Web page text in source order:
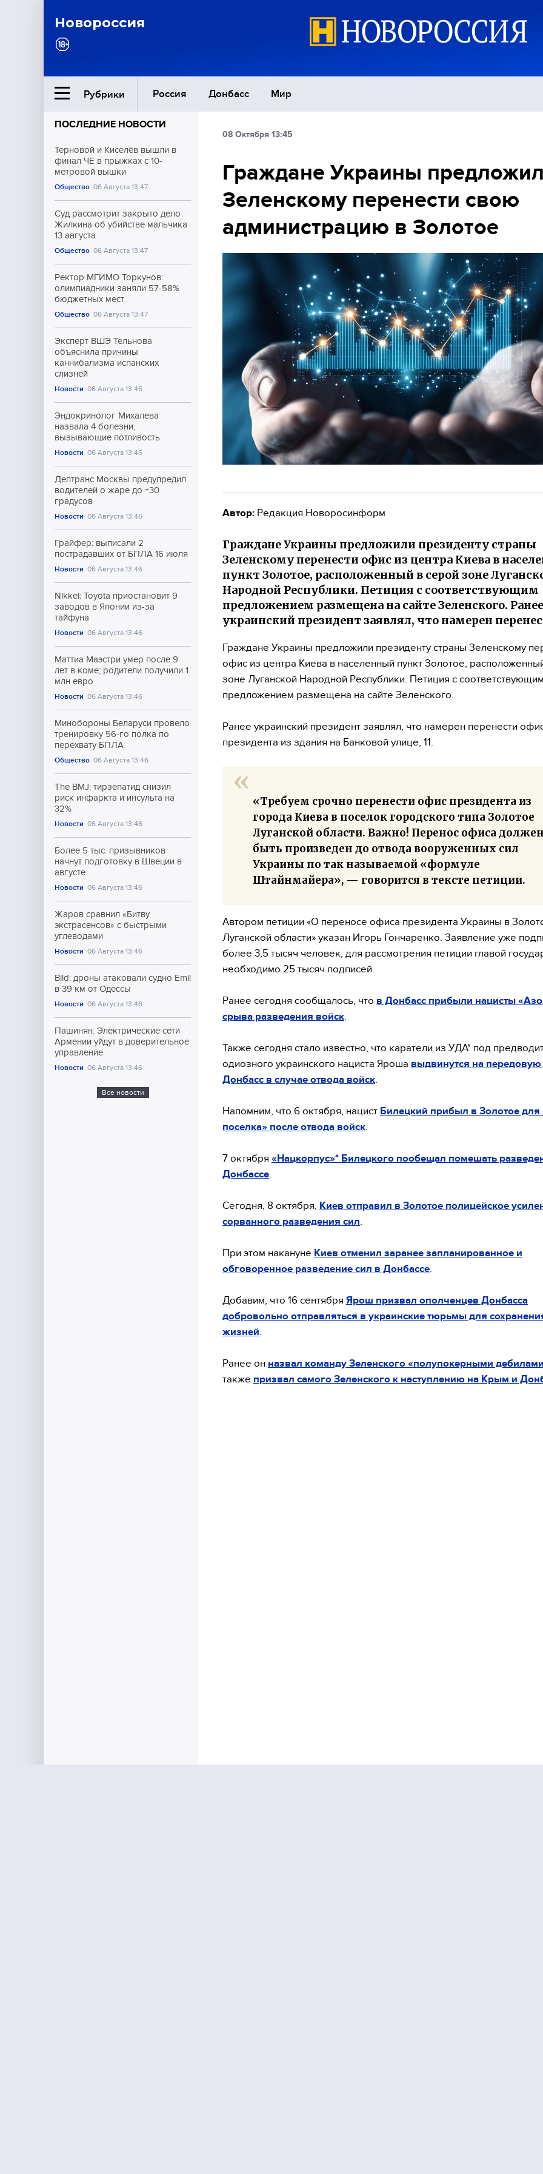
Новороссия
Рубрики Россия Донбасс Мир
Ближний Восток
Общество
Экономика
Культура
Спорт
ПОСЛЕДНИЕ НОВОСТИ
Терновой и Киселёв вышли в
финал ЧЕ в прыжках с 10-
метровой вышки
Общество 06 Августа 13:47
Суд рассмотрит закрыто дело
Жилкина об убийстве мальчика
13 августа
Общество 06 Августа 13:47
Ректор МГИМО Торкунов:
олимпиадники заняли 57-58%
бюджетных мест
Общество 06 Августа 13:47
Эксперт ВШЭ Тельнова
объяснила причины
каннибализма испанских
слизней
Новости 06 Августа 13:46
Эндокринолог Михалева
назвала 4 болезни,
вызывающие потливость
Новости 06 Августа 13:46
Дептранс Москвы предупредил
водителей о жаре до +30
градусов
Новости 06 Августа 13:46
Грайфер: выписали 2
пострадавших от БПЛА 16 июля
Новости 06 Августа 13:46
Nikkei: Toyota приостановит 9
заводов в Японии из-за
тайфуна
Новости 06 Августа 13:46
Маттиа Маэстри умер после 9
лет в коме; родители получили 1
млн евро
Новости 06 Августа 13:46
Минобороны Беларуси провело
тренировку 56-го полка по
перехвату БПЛА
Общество 06 Августа 13:46
The BMJ: тирзепатид снизил
риск инфаркта и инсульта на
32%
Новости 06 Августа 13:46
Более 5 тыс. призывников
начнут подготовку в Швеции в
августе
Новости 06 Августа 13:46
Жаров сравнил «Битву
экстрасенсов» с быстрыми
углеводами
Новости 06 Августа 13:46
Bild: дроны атаковали судно Emil
в 39 км от Одессы
Новости 06 Августа 13:46
Пашинян: Электрические сети
Армении уйдут в доверительное
управление
Новости 06 Августа 13:46
Все новости
08 Октября 13:45
Граждане Украины
Зеленскому перенести свою
администрацию в Золотое
Автор: Редакция Новоросинформ
Граждане Украины предложили президенту страны
Зеленскому перенести офис из центра Киева в
пункт Золотое, расположенный в серой зоне
Народной Республики. Петиция с соответствующим
предложением размещена на сайте Зеленского. Ранее
украинский президент заявлял, что намерен
Граждане Украины предложили президенту страны Зеленскому
офис из центра Киева в населенный пункт Золотое,
зоне Луганской Народной Республики. Петиция с соответствующим
предложением размещена на сайте Зеленского.
Ранее украинский президент заявлял, что намерен перенести
президента из здания на Банковой улице, 11.
«Требуем срочно перенести офис президента из
города Киева в поселок городского типа Золотое
Луганской области. Важно! Перенос офиса должен
быть произведен до отвода вооруженных сил
Украины по так называемой «формуле
Штайнмайера», — говорится в тексте петиции.
Автором петиции «О переносе офиса президента Украины в
Луганской области» указан Игорь Гончаренко. Заявление уже
более 3,5 тысяч человек, для рассмотрения петиции главой
необходимо 25 тысяч подписей.
Ранее сегодня сообщалось, что в Донбасс прибыли нацисты
срыва разведения войск
Также сегодня стало известно, что каратели из УДА* под
одиозного украинского нациста Яроша выдвинутся на передовую
Донбасс в случае отвода войск
Напомним, что 6 октября, нацист Билецкий прибыл в Золотое
поселка» после отвода войск
7 октября «Нацкорпус»* Билецкого пообещал помешать
Донбассе
Сегодня, 8 октября, Киев отправил в Золотое полицейское
сорванного разведения сил
При этом накануне Киев отменил заранее запланированное и
обговоренное разведение сил в Донбассе
Добавим, что 16 сентября Ярош призвал ополченцев Донбасса
добровольно отправляться в украинские тюрьмы для
жизней
Ранее он назвал команду Зеленского «полупокерными
также призвал самого Зеленского к наступлению на Крым и